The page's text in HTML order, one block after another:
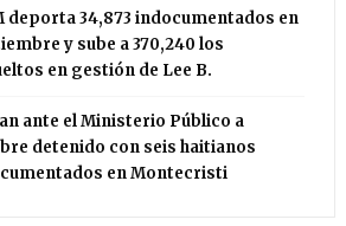
deporta 34,873 indocumentados en
y sube a 370,240 los
en gestión de Lee B.
ante el Ministerio Público a
detenido con seis haitianos
en Montecristi